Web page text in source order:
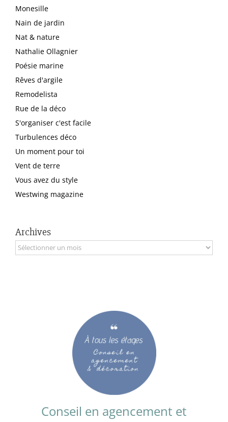
Monesille
Nain de jardin
Nat & nature
Nathalie Ollagnier
Poésie marine
Rêves d'argile
Remodelista
Rue de la déco
S'organiser c'est facile
Turbulences déco
Un moment pour toi
Vent de terre
Vous avez du style
Westwing magazine
Archives
Archives
Conseil en agencement et